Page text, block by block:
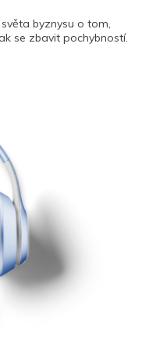
byznysu o tom,
se zbavit pochybností.